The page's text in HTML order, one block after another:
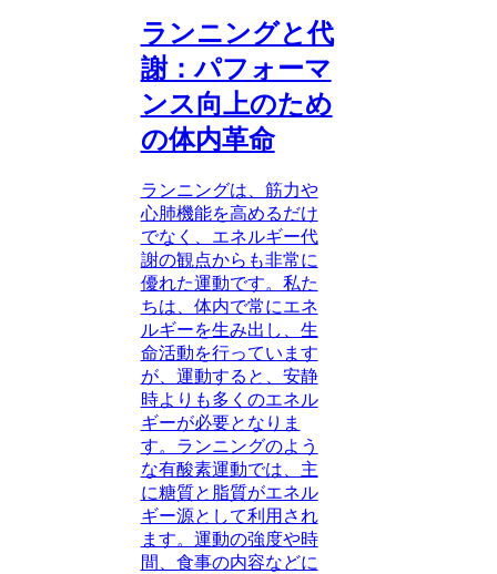
ランニングと代
謝：パフォーマ
ンス向上のため
の体内革命
ランニングは、筋力や
心肺機能を高めるだけ
でなく、エネルギー代
謝の観点からも非常に
優れた運動です。私た
ちは、体内で常にエネ
ルギーを生み出し、生
命活動を行っています
が、運動すると、安静
時よりも多くのエネル
ギーが必要となりま
す。ランニングのよう
な有酸素運動では、主
に糖質と脂質がエネル
ギー源として利用され
ます。運動の強度や時
間、食事の内容などに